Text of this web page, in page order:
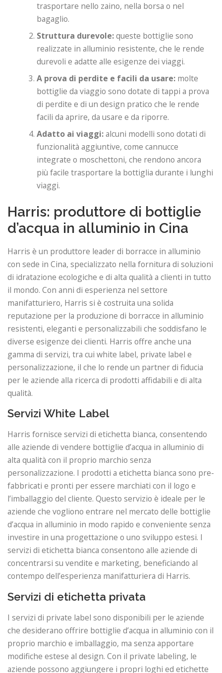
trasportare nello zaino, nella borsa o nel
bagaglio.
Struttura durevole:queste bottiglie sono
realizzate in alluminio resistente, che le rende
durevoli e adatte alle esigenze dei viaggi.
A prova di perdite e facili da usare: molte
bottiglie da viaggio sono dotate di tappi a prova
di perdite e di un design pratico che le rende
facili da aprire, da usare e da riporre.
Adatto ai viaggi:alcuni modelli sono dotati di
funzionalità aggiuntive, come cannucce
integrate o moschettoni, che rendono ancora
più facile trasportare la bottiglia durante i lunghi
viaggi.
Harris: produttore di bottiglie
d’acqua in alluminio in Cina
Harris è un produttore leader di borracce in alluminio
con sede in Cina, specializzato nella fornitura di soluzioni
di idratazione ecologiche e di alta qualità a clienti in tutto
il mondo. Con anni di esperienza nel settore
manifatturiero, Harris si è costruita una solida
reputazione per la produzione di borracce in alluminio
resistenti, eleganti e personalizzabili che soddisfano le
diverse esigenze dei clienti. Harris offre anche una
gamma di servizi, tra cui white label, private label e
personalizzazione, il che lo rende un partner di fiducia
per le aziende alla ricerca di prodotti affidabili e di alta
qualità.
Servizi White Label
Harris fornisce servizi di etichetta bianca, consentendo
alle aziende di vendere bottiglie d’acqua in alluminio di
alta qualità con il proprio marchio senza
personalizzazione. I prodotti a etichetta bianca sono pre-
fabbricati e pronti per essere marchiati con il logo e
l’imballaggio del cliente. Questo servizio è ideale per le
aziende che vogliono entrare nel mercato delle bottiglie
d’acqua in alluminio in modo rapido e conveniente senza
investire in una progettazione o uno sviluppo estesi. I
servizi di etichetta bianca consentono alle aziende di
concentrarsi su vendite e marketing, beneficiando al
contempo dell’esperienza manifatturiera di Harris.
Servizi di etichetta privata
I servizi di private label sono disponibili per le aziende
che desiderano offrire bottiglie d’acqua in alluminio con il
proprio marchio e imballaggio, ma senza apportare
modifiche estese al design. Con il private labeling, le
aziende possono aggiungere i propri loghi ed etichette